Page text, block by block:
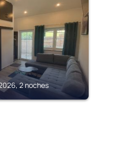
2 noches